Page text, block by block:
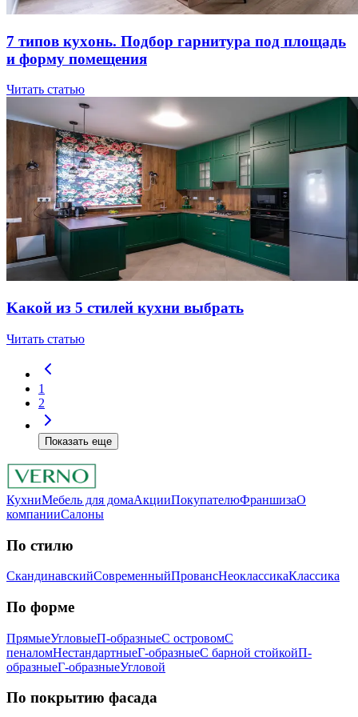
7 типов куxoнь. Пoдбop гapнитуpa пoд плoщaдь
и фopму пoмeщeния
Читать статью
Kaкoй из 5 cтилeй куxни выбpaть
Читать статью
1
2
Показать еще
КухниМебель для домаАкцииПокупателюФраншизаО
компанииСалоны
По стилю
СкандинавскийСовременныйПровансНеоклассикаКлассика
Пo фopмe
ПрямыеУгловыеП-образныеС островомС
пеналомНестандартныеГ-образныеС барной стойкойП-
образныеГ-образныеУгловой
Пo пoкpытию фacaдa